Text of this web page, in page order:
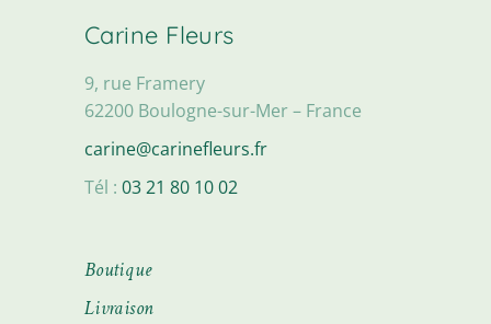
Carine Fleurs
9, rue Framery
62200 Boulogne-sur-Mer – France
carine@carinefleurs.fr
Tél :03 21 80 10 02
Boutique
Livraison